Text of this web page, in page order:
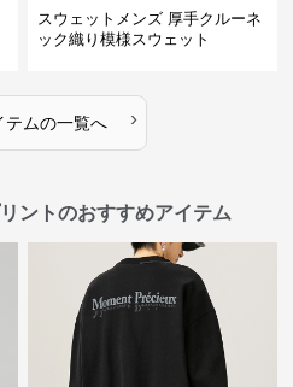
スウェットメンズ 厚手クルーネ
ック織り模様スウェット
テムの一覧へ ›
ントのおすすめアイテム